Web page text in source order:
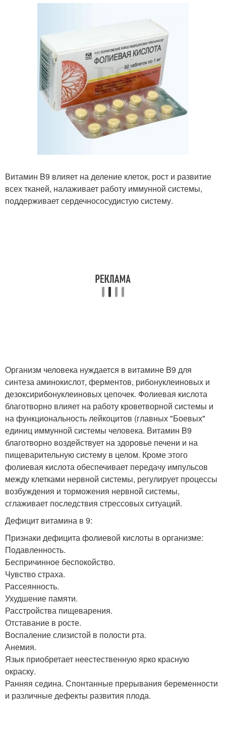
Витамин B9 влияет на деление клеток, рост и развитие
всех тканей, налаживает работу иммунной системы,
поддерживает сердечнососудистую систему.
Организм человека нуждается в витамине B9 для
синтеза аминокислот, ферментов, рибонуклеиновых и
дезоксирибонуклеиновых цепочек. Фолиевая кислота
благотворно влияет на работу кроветворной системы и
на функциональность лейкоцитов (главных "Боевых"
единиц иммунной системы человека. Витамин B9
благотворно воздействует на здоровье печени и на
пищеварительную систему в целом. Кроме этого
фолиевая кислота обеспечивает передачу импульсов
между клетками нервной системы, регулирует процессы
возбуждения и торможения нервной системы,
сглаживает последствия стрессовых ситуаций.
Дефицит витамина в 9:
Признаки дефицита фолиевой кислоты в организме:
Подавленность.
Беспричинное беспокойство.
Чувство страха.
Рассеянность.
Ухудшение памяти.
Расстройства пищеварения.
Отставание в росте.
Воспаление слизистой в полости рта.
Анемия.
Язык приобретает неестественную ярко красную
окраску.
Ранняя седина. Спонтанные прерывания беременности
и различные дефекты развития плода.